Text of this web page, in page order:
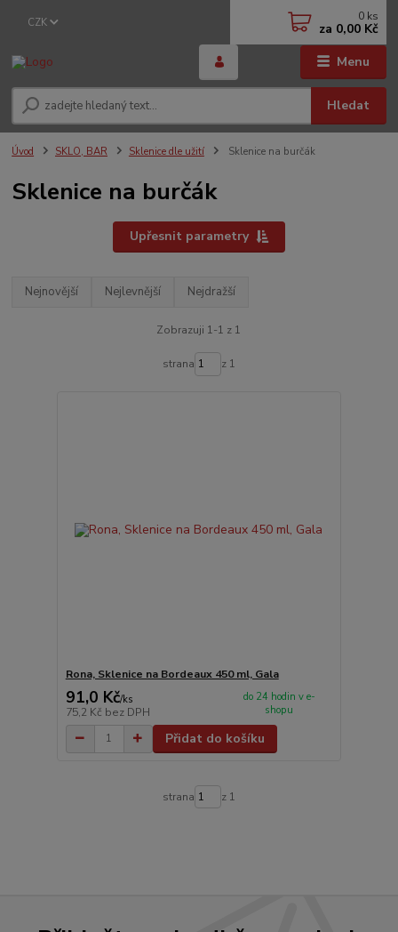
Menu
CZK
Hledat
0 ks
za 0,00 Kč
Úvod SKLO, BAR Sklenice dle užití Sklenice na burčák
Sklenice na burčák
Upřesnit parametry
Nejnovější Nejlevnější Nejdražší
Zobrazuji 1-1 z 1
strana z 1
Rona, Sklenice na Bordeaux 450 ml, Gala
91,0 Kč/ks
75,2 Kč bez DPH
do 24 hodin v e-
shopu
Přidat do košíku
strana z 1